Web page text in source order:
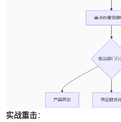
实战重击：